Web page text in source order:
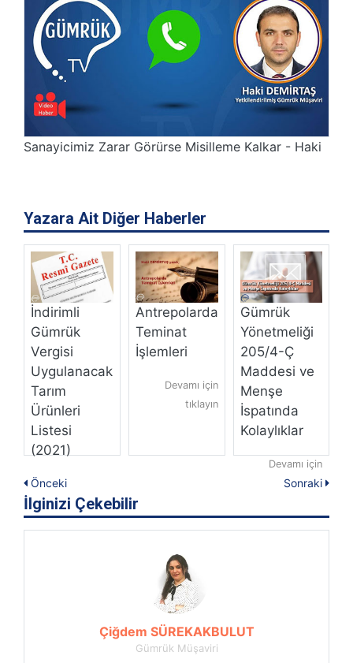
Sanayicimiz Zarar Görürse Misilleme Kalkar - Haki
Yazara Ait Diğer Haberler
İndirimli
Gümrük
Vergisi
Uygulanacak
Tarım
Ürünleri
Listesi
(2021)
Devamı için
tıklayın
Antrepolarda
Teminat
İşlemleri
Devamı için
tıklayın
Gümrük
Yönetmeliği
205/4-Ç
Maddesi ve
Menşe
İspatında
Kolaylıklar
Devamı için
tıklayın
Önceki Sonraki
İlginizi Çekebilir
Çiğdem SÜREKAKBULUT
Gümrük Müşaviri